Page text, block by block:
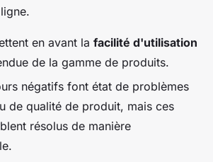
en avant la facilité d'utilisation
de la gamme de produits.
négatifs font état de problèmes
de qualité de produit, mais ces
résolus de manière